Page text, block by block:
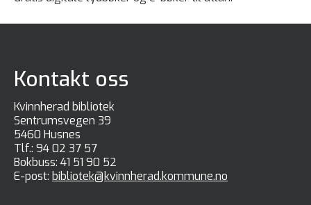
Kontakt oss
Kvinnherad bibliotek
Sentrumsvegen 39
5460 Husnes
Tlf.: 94 02 37 57
Bokbuss: 41 51 90 52
E-post: bibliotek@kvinnherad.kommune.no